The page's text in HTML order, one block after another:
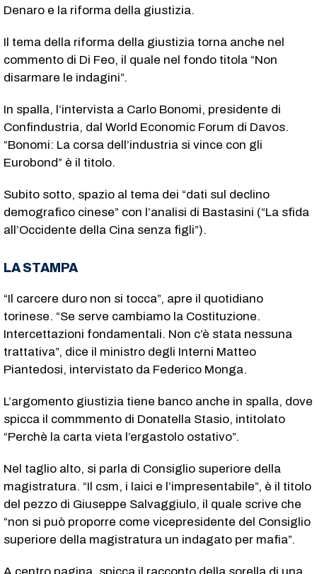
Denaro e la riforma della giustizia.
Il tema della riforma della giustizia torna anche nel
commento di Di Feo, il quale nel fondo titola “Non
disarmare le indagini”.
In spalla, l’intervista a Carlo Bonomi, presidente di
Confindustria, dal World Economic Forum di Davos.
“Bonomi: La corsa dell’industria si vince con gli
Eurobond” è il titolo.
Subito sotto, spazio al tema dei “dati sul declino
demografico cinese” con l’analisi di Bastasini (“La sfida
all’Occidente della Cina senza figli”).
LA STAMPA
“Il carcere duro non si tocca”, apre il quotidiano
torinese. “Se serve cambiamo la Costituzione.
Intercettazioni fondamentali. Non c’è stata nessuna
trattativa”, dice il ministro degli Interni Matteo
Piantedosi, intervistato da Federico Monga.
L’argomento giustizia tiene banco anche in spalla, dove
spicca il commmento di Donatella Stasio, intitolato
“Perchè la carta vieta l’ergastolo ostativo”.
Nel taglio alto, si parla di Consiglio superiore della
magistratura. “Il csm, i laici e l’impresentabile”, è il titolo
del pezzo di Giuseppe Salvaggiulo, il quale scrive che
“non si può proporre come vicepresidente del Consiglio
superiore della magistratura un indagato per mafia”.
A centro pagina, spicca il racconto della sorella di una